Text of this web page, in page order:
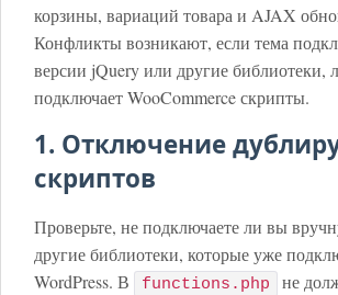
корзины, вариаций товара и AJAX
Конфликты возникают, если тема
версии jQuery или другие библиотеки,
подключает WooCommerce скрипты.
1. Отключение
скриптов
Проверьте, не подключаете ли вы
другие библиотеки, которые уже
WordPress. В
functions.php не